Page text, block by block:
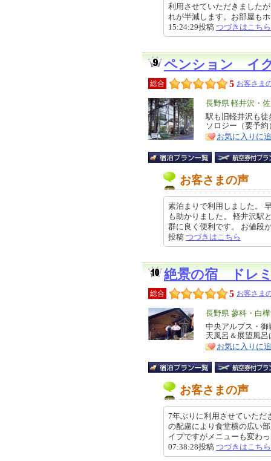
利用させていただきました
れが半減します。お部屋も
15:24:29投稿 つづきはこちら
ペンション イ
総合 5 お客さま
エ
リ
ア
長野県 軽井沢・
特
徴
駅も旧軽井沢も
ソロジー（要予
お気に入りに
お客さまの声
素泊まりで利用しました。
も助かりました。 軽井沢駅
群に良く便利です。 お値段
投稿 つづきはこちら
絶景の宿 ドレ
総合 5 お客さま
エ
リ
ア
長野県 蓼科・白
特
徴
中央アルプス・
天風呂＆展望風
お気に入りに
お客さまの声
7年ぶりに利用させていただ
の配慮により食堂横の広い
イプですがメニューも変わ
07:38:28投稿 つづきはこちら